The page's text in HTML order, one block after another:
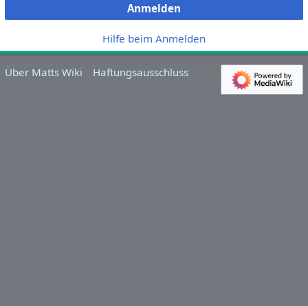
Anmelden
Hilfe beim Anmelden
Über Matts Wiki Haftungsausschluss